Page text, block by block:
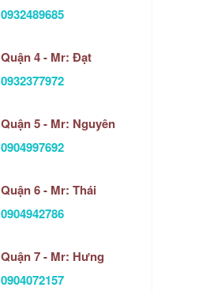
0932489685
Quận 4 - Mr: Đạt
0932377972
Quận 5 - Mr: Nguyên
0904997692
Quận 6 - Mr: Thái
0904942786
Quận 7 - Mr: Hưng
0904072157